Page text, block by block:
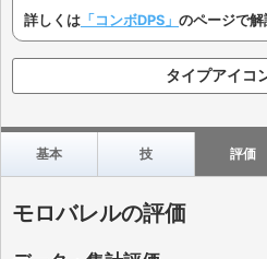
詳しくは 「コンボDPS」 のページで解
タイプアイコ
基本 技 評価
モロバレルの評価